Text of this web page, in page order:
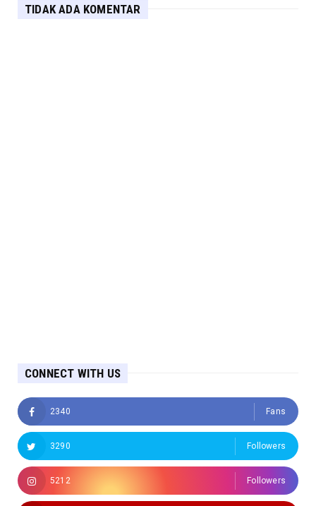
TIDAK ADA KOMENTAR
CONNECT WITH US
2340 Fans
3290 Followers
5212 Followers